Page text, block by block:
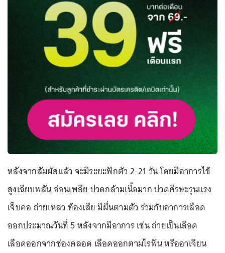
หลังจากสัมผัสแล้ว จะมีระยะฟักตัว 2-21 วัน โดยมีอาการไข้
สูงเฉียบพลัน อ่อนเพลีย ปวดกล้ามเนื้อมาก ปวดศีรษะรุนแรง
เจ็บคอ ถ่ายเหลว ท้องเสีย มีผื่นตามตัว ร่วมกับอาการเลือด
ออกประมาณวันที่ 5 หลังจากมีอาการ เช่น ถ่ายเป็นเลือด
เลือดออกจากช่องคลอด เลือดออกตามไรฟัน หรืออาเจียน